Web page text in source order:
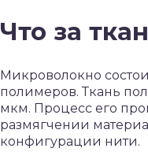
Что за
Микроволокно
полимеров. Ткань
мкм. Процесс его
размягчении
конфигурации нити.